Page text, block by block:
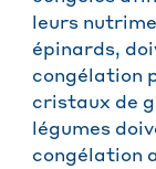
leurs
épinards,
congélation
cristaux de
légumes
congélation